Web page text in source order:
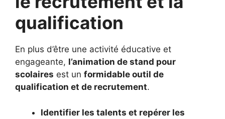
qualification
En plus d’être une activité éducative et
engageante, l’animation de stand pour
scolaires est un formidable outil de
qualification et de recrutement.
Identifier les talents et repérer les